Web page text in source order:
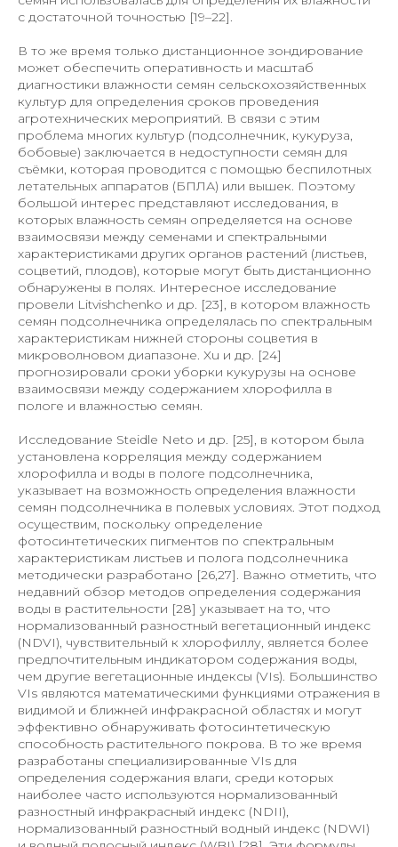
с достаточной точностью [19–22].
В то же время только дистанционное зондирование
может обеспечить оперативность и масштаб
диагностики влажности семян сельскохозяйственных
культур для определения сроков проведения
агротехнических мероприятий. В связи с этим
проблема многих культур (подсолнечник, кукуруза,
бобовые) заключается в недоступности семян для
съёмки, которая проводится с помощью беспилотных
летательных аппаратов (БПЛА) или вышек. Поэтому
большой интерес представляют исследования, в
которых влажность семян определяется на основе
взаимосвязи между семенами и спектральными
характеристиками других органов растений (листьев,
соцветий, плодов), которые могут быть дистанционно
обнаружены в полях. Интересное исследование
провели Litvishchenko и др. [23], в котором влажность
семян подсолнечника определялась по спектральным
характеристикам нижней стороны соцветия в
микроволновом диапазоне. Xu и др. [24]
прогнозировали сроки уборки кукурузы на основе
взаимосвязи между содержанием хлорофилла в
пологе и влажностью семян.
Исследование Steidle Neto и др. [25], в котором была
установлена корреляция между содержанием
хлорофилла и воды в пологе подсолнечника,
указывает на возможность определения влажности
семян подсолнечника в полевых условиях. Этот подход
осуществим, поскольку определение
фотосинтетических пигментов по спектральным
характеристикам листьев и полога подсолнечника
методически разработано [26,27]. Важно отметить, что
недавний обзор методов определения содержания
воды в растительности [28] указывает на то, что
нормализованный разностный вегетационный индекс
(NDVI), чувствительный к хлорофиллу, является более
предпочтительным индикатором содержания воды,
чем другие вегетационные индексы (VIs). Большинство
VIs являются математическими функциями отражения в
видимой и ближней инфракрасной областях и могут
эффективно обнаруживать фотосинтетическую
способность растительного покрова. В то же время
разработаны специализированные VIs для
определения содержания влаги, среди которых
наиболее часто используются нормализованный
разностный инфракрасный индекс (NDII),
нормализованный разностный водный индекс (NDWI)